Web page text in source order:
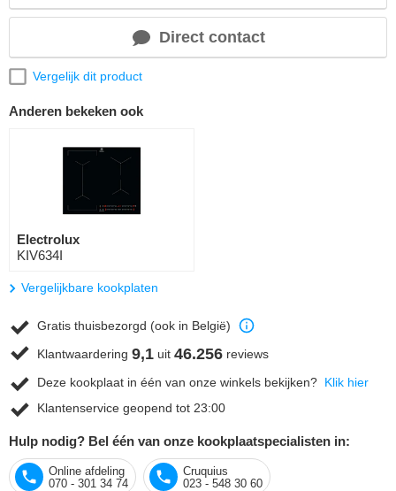
Direct contact
Vergelijk dit product
Anderen bekeken ook
Electrolux
KIV634I
Vergelijkbare kookplaten
Gratis thuisbezorgd (ook in België)
Klantwaardering 9,1 uit 46.256 reviews
Deze kookplaat in één van onze winkels bekijken? Klik hier
Klantenservice geopend tot 23:00
Hulp nodig? Bel één van onze kookplaatspecialisten in:
Online afdeling
070 - 301 34 74
Cruquius
023 - 548 30 60